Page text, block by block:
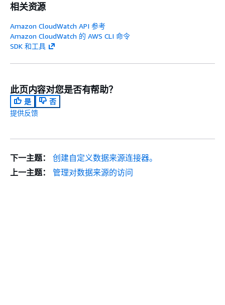
相关资源
Amazon CloudWatch API 参考
Amazon CloudWatch 的 AWS CLI 命令
SDK 和工具
此页内容对您是否有帮助？
是
否
提供反馈
下一主题：
创建自定义数据来源连接器。
上一主题：
管理对数据来源的访问